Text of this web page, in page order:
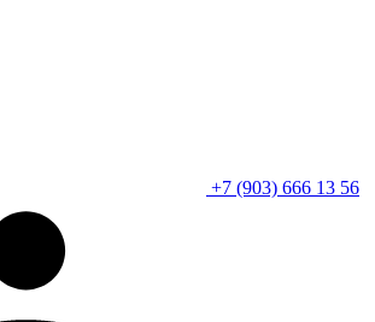
+7 (903) 666 13 56